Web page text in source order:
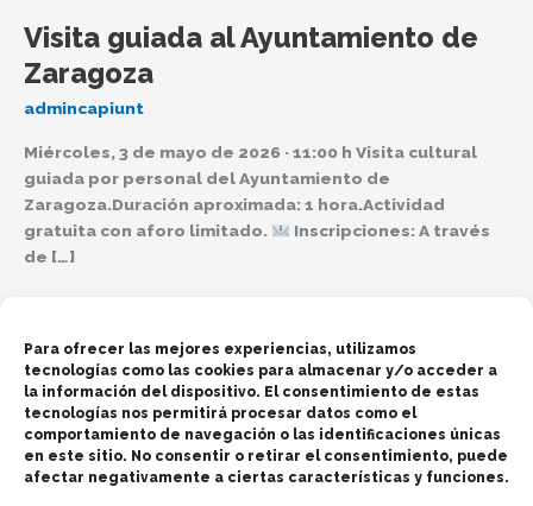
Para ofrecer las mejores experiencias, utilizamos
tecnologías como las cookies para almacenar y/o acceder a
la información del dispositivo. El consentimiento de estas
tecnologías nos permitirá procesar datos como el
comportamiento de navegación o las identificaciones únicas
en este sitio. No consentir o retirar el consentimiento, puede
afectar negativamente a ciertas características y funciones.
Visita guiada al Ayuntamiento de
Zaragoza
admincapiunt
Miércoles, 3 de mayo de 2026 · 11:00 h Visita cultural
guiada por personal del Ayuntamiento de
Zaragoza.Duración aproximada: 1 hora.Actividad
gratuita con aforo limitado.
Inscripciones: A través
de […]
Visita
guiada
al
Ayuntamiento
Zaragoza
Copyright © 2026 Fundación Capiunt | Diseñado y